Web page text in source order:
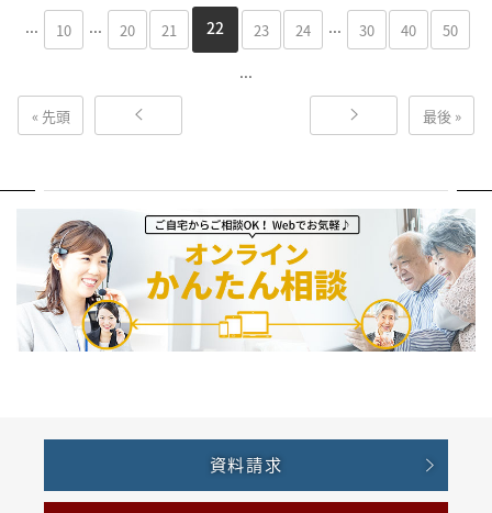
« 先頭
... 10 ... 20 21 22 23 24 ... 30 40 50
...
最後 »
資料請求